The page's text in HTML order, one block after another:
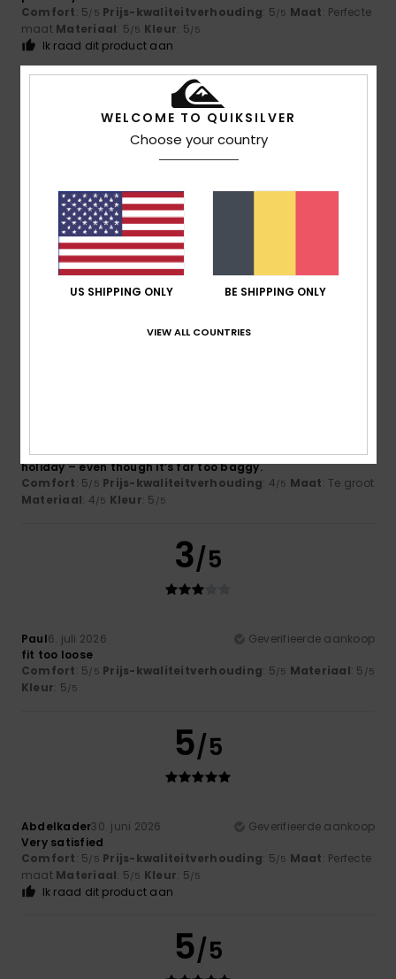
Comfort: 5/5 Prijs-kwaliteitverhouding: 5/5 Maat: Perfecte
maat Materiaal: 5/5 Kleur: 5/5
Ik raad dit product aan
3/5
The size varies considerably
Comfort: 4/5 Prijs-kwaliteitverhouding
Materiaal: 3/5 Kleur: 5/5
3
couldn’t reorder it. So now he’ll just have to wear it on
holiday – even though it’s far too baggy.
Comfort: 5/5 Prijs-kwaliteitverhouding: 4/5 Maat: Te groot
Materiaal: 4/5 Kleur: 5 /5
3/5
Paul6. juli 2026
Geverifieerde aankoop
fit too loose
Comfort: 5/5 Prijs-kwaliteitverhouding: 5/5 Materiaal: 5 /5
Kleur: 5/5
5/5
Abdelkader30. juni 2026
Geverifieerde aankoop
Very satisfied
Comfort: 5/5 Prijs-kwaliteitverhouding: 5/5 Maat: Perfecte
maat Materiaal: 5/5 Kleur: 5/5
Ik raad dit product aan
5/5
WELCOME TO QUIKSILVER
Choose your country
US SHIPPING ONLY BE SHIPPING ONLY
VIEW ALL COUNTRIES